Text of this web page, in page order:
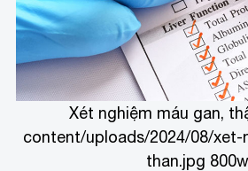
Xét nghiệm máu gan,
content/uploads/2024/08/xet-
than.jpg